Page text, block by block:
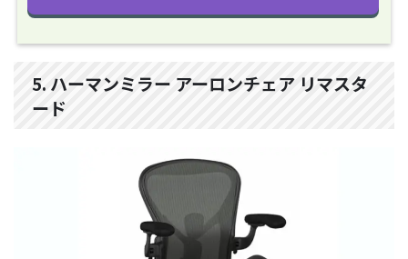
5. ハーマンミラー アーロンチェア リマスタ
ード